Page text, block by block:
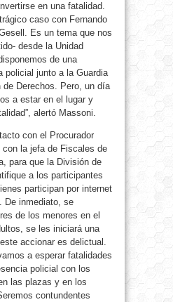
en una fatalidad.
caso con Fernando
Es un tema que nos
desde la Unidad
de una
policial junto a la Guardia
de Derechos. Pero, un día
a estar en el lugar y
alertó Massoni.
con el Procurador
con la jefa de Fiscales de
para que la División de
a los participantes
participan por internet
De inmediato, se
de los menores en el
se les iniciará una
accionar es delictual.
a esperar fatalidades
policial con los
las plazas y en los
contundentes